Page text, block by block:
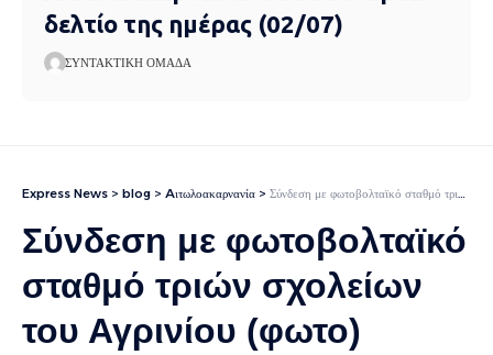
δελτίο της ημέρας (02/07)
ΣΥΝΤΑΚΤΙΚΉ ΟΜΆΔΑ
Express News > blog > Aιτωλοακαρνανία > Σύνδεση με φωτοβολταϊκό σταθμό τριών σχολείων του Αγρινίου (φωτο)
Σύνδεση με φωτοβολταϊκό
σταθμό τριών σχολείων
του Αγρινίου (φωτο)